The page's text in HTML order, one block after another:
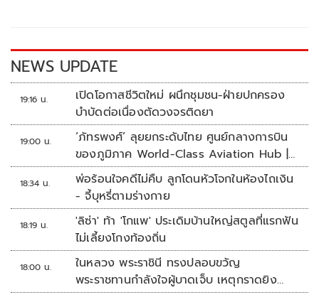
k k
NEWS UPDATE
19:16 น.
เปิดโอกาสชีวิตใหม่ ผนึกชุมชน-ฝ่ายปกครอง
บำบัดต่อเนื่องตัดวงจรติดยา
19:00 น.
‘ภัทรพงศ์’ ลุยยกระดับไทย ศูนย์กลางการบิน
ของภูมิภาค World-Class Aviation Hub |
ห้องข่าวไทยโพสต์สุดสัปดาห์
18:34 น.
พ่อร้อนใจคดีไม่คืบ ลูกโดนหัวโจกในห้องไถเงิน
- จี้บุหรี่ตามร่างกาย
18:19 น.
'ลิซ่า' ท้า 'โกแพ' ประเดิมบ้านใหญ่สตูลที่แรกฟัน
ไม่เลี้ยงโกงท้องถิ่น
18:00 น.
ในหลวง พระราชินี ทรงปลอบขวัญ
พระราชทานกำลังใจผู้บาดเจ็บ เหตุกราดยิง
รร.เทพศิรินทร์นนทบุรี